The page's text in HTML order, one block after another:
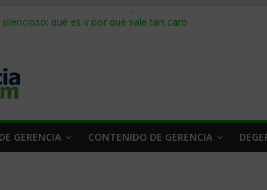
para empresas: cómo pagar y cobrar en 2026
forzoso en la cadena de suministro: qué hacer
de EE. UU.: cómo segmentarlo y venderle
GERENCIA CONTENIDO DE GERENCIA